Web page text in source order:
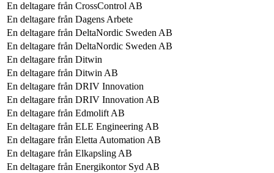
En deltagare från CrossControl AB
En deltagare från Dagens Arbete
En deltagare från DeltaNordic Sweden AB
En deltagare från DeltaNordic Sweden AB
En deltagare från Ditwin
En deltagare från Ditwin AB
En deltagare från DRIV Innovation
En deltagare från DRIV Innovation AB
En deltagare från Edmolift AB
En deltagare från ELE Engineering AB
En deltagare från Eletta Automation AB
En deltagare från Elkapsling AB
En deltagare från Energikontor Syd AB